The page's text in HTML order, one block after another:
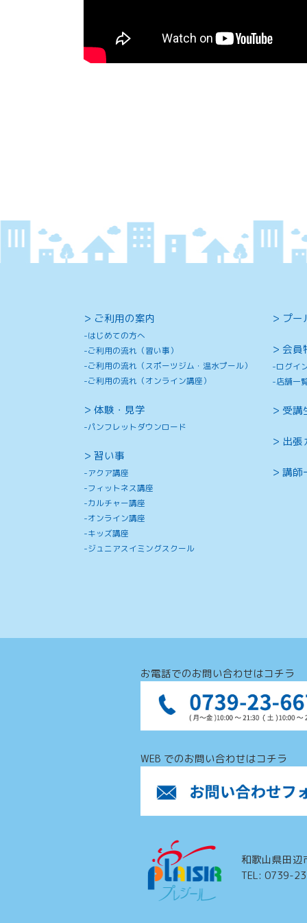
ご利用の案内
はじめての方へ
ご利用の流れ（習い事）
ご利用の流れ（スポーツジム・温水プール）
ご利用の流れ（オンライン講座）
体験・見学
パンフレットダウンロード
習い事
アクア講座
フィットネス講座
カルチャー講座
オンライン講座
キッズ講座
ジュニアスイミングスクール
プー
会員
ログイ
店舗一
受講
出張
講師
お電話でのお問い合わせはコチラ
WEB でのお問い合わせはコチラ
和歌山県田
TEL: 0739-